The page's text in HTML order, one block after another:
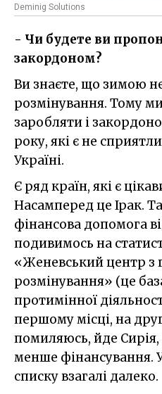
Deminig Solutions
- Чи будете ви
закордоном?
Ви знаєте, що зимою
розмінування. Тому
заробляти і
року, які є не
Україні.
Є ряд країн, які є
Насамперед це Ірак.
фінансова допомога
подивимось на
«Женевський центр з
розмінування» (це
протимінної
першому місці, на
помиляюсь, йде Сирія,
менше фінансування.
списку взагалі далеко.